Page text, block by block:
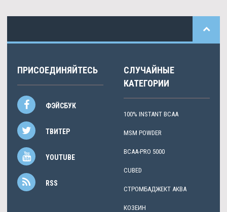
ПРИСОЕДИНЯЙТЕСЬ
ФЭЙСБУК
ТВИТЕР
YOUTUBE
RSS
СЛУЧАЙНЫЕ
КАТЕГОРИИ
100% INSTANT BCAA
MSM POWDER
BCAA-PRO 5000
CUBED
СТРОМБАДЖЕКТ АКВА
КОЗЕИН